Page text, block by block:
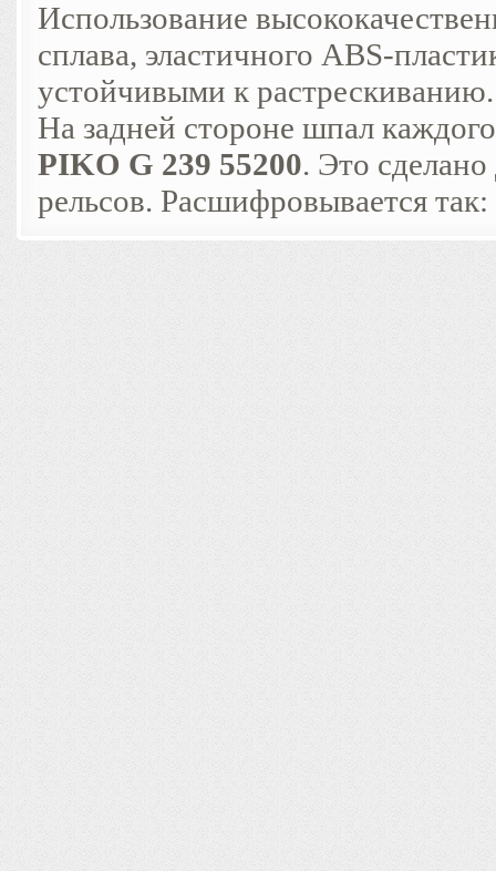
Использование
сплава, эластичного ABS-
устойчивыми к растрескиванию.
На задней стороне шпал
PIKO G 239 55200. Это сделано
рельсов. Расшифровывается